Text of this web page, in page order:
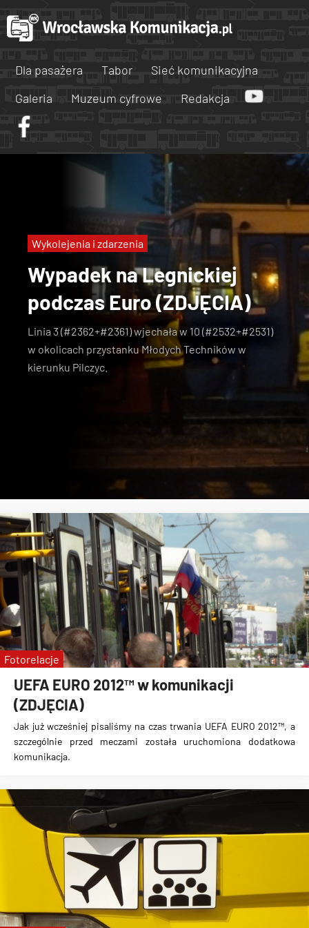
Dla pasażera Tabor
Sieć komunikacyjna
Galeria
Muzeum cyfrowe Redakcja
Wypadek na Legnickiej
podczas Euro (ZDJĘCIA)
Linia 3 (#2362+#2361) wjechała w 10 (#2532+#2531)
w okolicach przystanku Młodych Techników w
kierunku Pilczyc.
Wykolejenia i zdarzenia
UEFA EURO 2012™ w komunikacji
(ZDJĘCIA)
Jak już wcześniej pisaliśmy na czas trwania UEFA EURO 2012™, a
szczególnie przed meczami została uruchomiona dodatkowa
komunikacja.
Fotorelacje